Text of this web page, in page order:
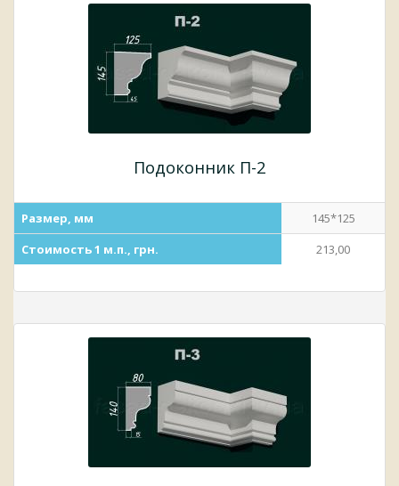
Подоконник П-2
Размер, мм
145*125
Стоимость 1 м.п., грн.
213,00